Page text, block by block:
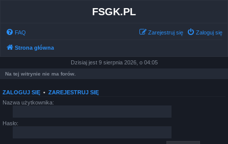
FSGK.PL
FAQ Zaloguj się
Zarejestruj się
Strona główna
Dzisiaj jest 9 sierpnia 2026, o 04:05
Na tej witrynie nie ma forów.
ZALOGUJ SIĘ • ZAREJESTRUJ SIĘ
Nazwa użytkownika:
Hasło: